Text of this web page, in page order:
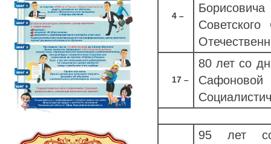
4 –
17 –
80 лет со
95 лет